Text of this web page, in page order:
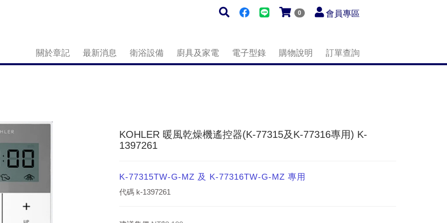
0 會員專區
關於章記 最新消息 衛浴設備 廚具及家電 電子型錄 購物說明 訂單查詢
KOHLER 暖風乾燥機遙控器(K-77315及K-77316專用) K-
1397261
K-77315TW-G-MZ 及 K-77316TW-G-MZ 專用
代碼 k-1397261